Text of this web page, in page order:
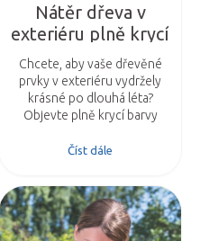
Nátěr dřeva v
exteriéru plně krycí
barvou Nordica
Matt a Nordica
Classic
Chcete, aby vaše dřevěné
prvky v exteriéru vydržely
krásné po dlouhá léta?
Objevte plně krycí barvy
Classic od Teknos, které
dokonalý vzhled.
Číst dále